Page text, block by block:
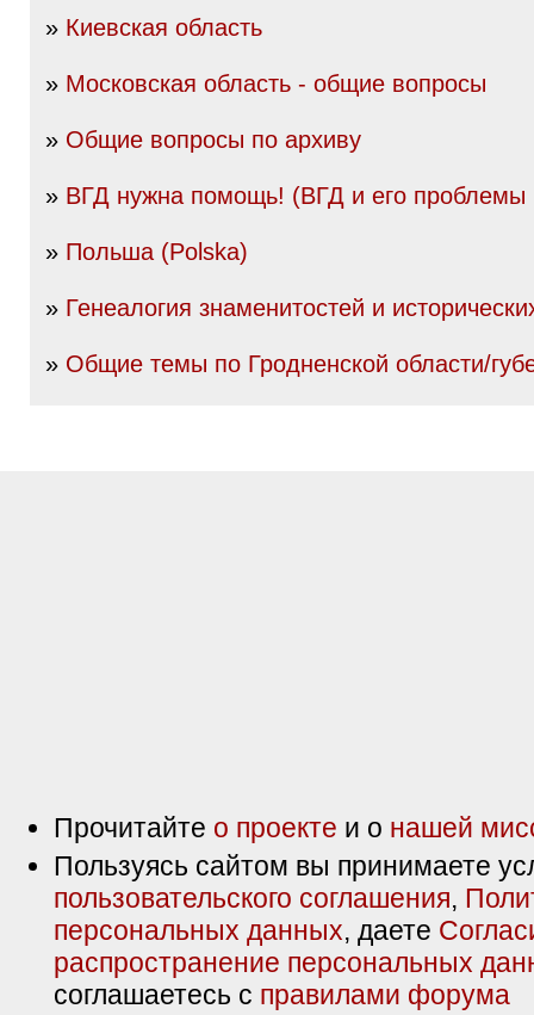
» Киевская область
» Московская область - общие вопросы
» Общие вопросы по архиву
» ВГД нужна помощь! (ВГД и его
» Польша (Polska)
» Генеалогия знаменитостей и
» Общие темы по Гродненской области/
Прочитайте о проекте и о нашей
Пользуясь сайтом вы принимаете
пользовательского соглашения,
персональных данных, даете
распространение персональных
соглашаетесь с правилами форума